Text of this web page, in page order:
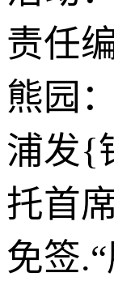
责任
熊园
浦发{
托首
免签